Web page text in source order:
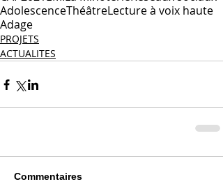
AdolescenceThéâtreLecture à voix haute
Adage
PROJETS
ACTUALITES
Commentaires